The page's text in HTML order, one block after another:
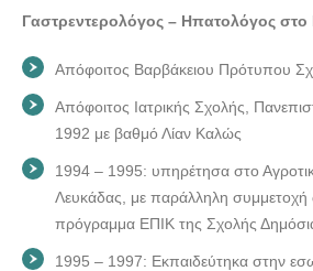
Γαστρεντερολόγος – Ηπατολόγος
Απόφοιτος Βαρβάκειου Πρότυπου
Απόφοιτος Ιατρικής Σχολής,
1992 με βαθμό Λίαν Καλώς
1994 – 1995: υπηρέτησα στο
Λευκάδας, με παράλληλη
πρόγραμμα ΕΠΙΚ της Σχολής
1995 – 1997: Εκπαιδεύτηκα στην